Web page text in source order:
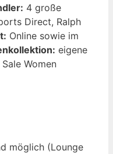
4 große
Direct, Ralph
Online sowie im
eigene
Women
möglich (Lounge